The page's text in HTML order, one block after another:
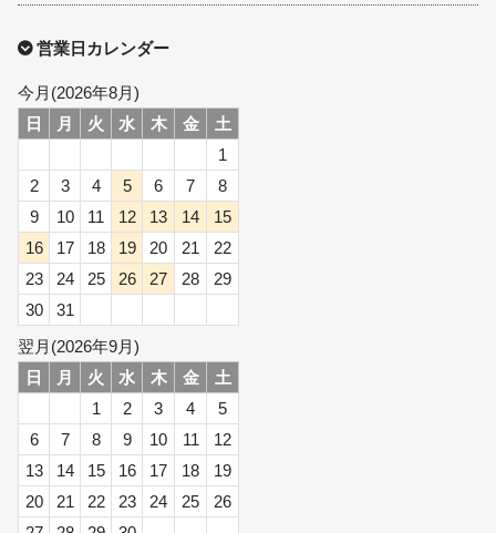
営業日カレンダー
今月(2026年8月)
日
月 火 水 木 金
土
1
2
3 4 5 6 7
8
9
10 11 12 13 14
15
16
17 18 19 20 21
22
23
24 25 26 27 28
29
30
31
翌月(2026年9月)
日
月 火 水 木 金
土
1
2 3 4
5
6
7 8 9 10 11
12
13
14 15 16 17 18
19
20
21 22 23 24 25
26